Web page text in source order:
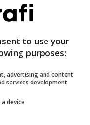
priste në
to use your
purposes:
advertising and content
services development
device